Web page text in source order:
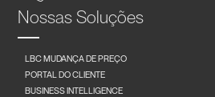
Nossas Soluções
LBC MUDANÇA DE PREÇO
PORTAL DO CLIENTE
BUSINESS INTELLIGENCE